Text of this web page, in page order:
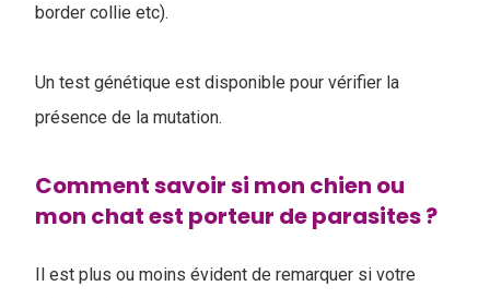
border collie etc).
Un test génétique est disponible pour vérifier la
présence de la mutation.
Comment savoir si mon chien ou
mon chat est porteur de parasites ?
Il est plus ou moins évident de remarquer si votre